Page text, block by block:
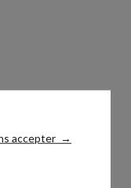
accepter →